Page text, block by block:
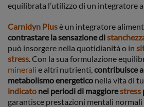
equilibrata l’utilizzo di un integratore
Carnidyn Plusè un integratore
contrastare la sensazione di
può insorgere nella quotidianità o in
stress. Con la sua formulazione
minerali e altri nutrienti,contribuisce
metabolismo energetico nella vita di
indicato nei periodi di maggiorestress
garantisce prestazioni mentali normali